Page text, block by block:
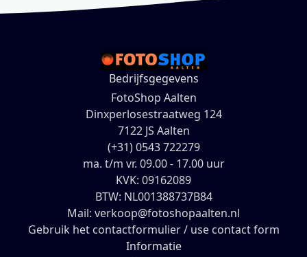
Bedrijfsgegevens
FotoShop Aalten
Dinxperlosestraatweg 124
7122 JS Aalten
(+31) 0543 722279
ma. t/m vr. 09.00 - 17.00 uur
KVK: 09162089
BTW: NL001388737B84
Mail: verkoop@fotoshopaalten.nl
Gebruik het contactformulier / use contact form
Informatie